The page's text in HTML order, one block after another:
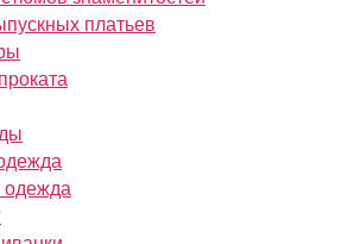
платьев
одежда